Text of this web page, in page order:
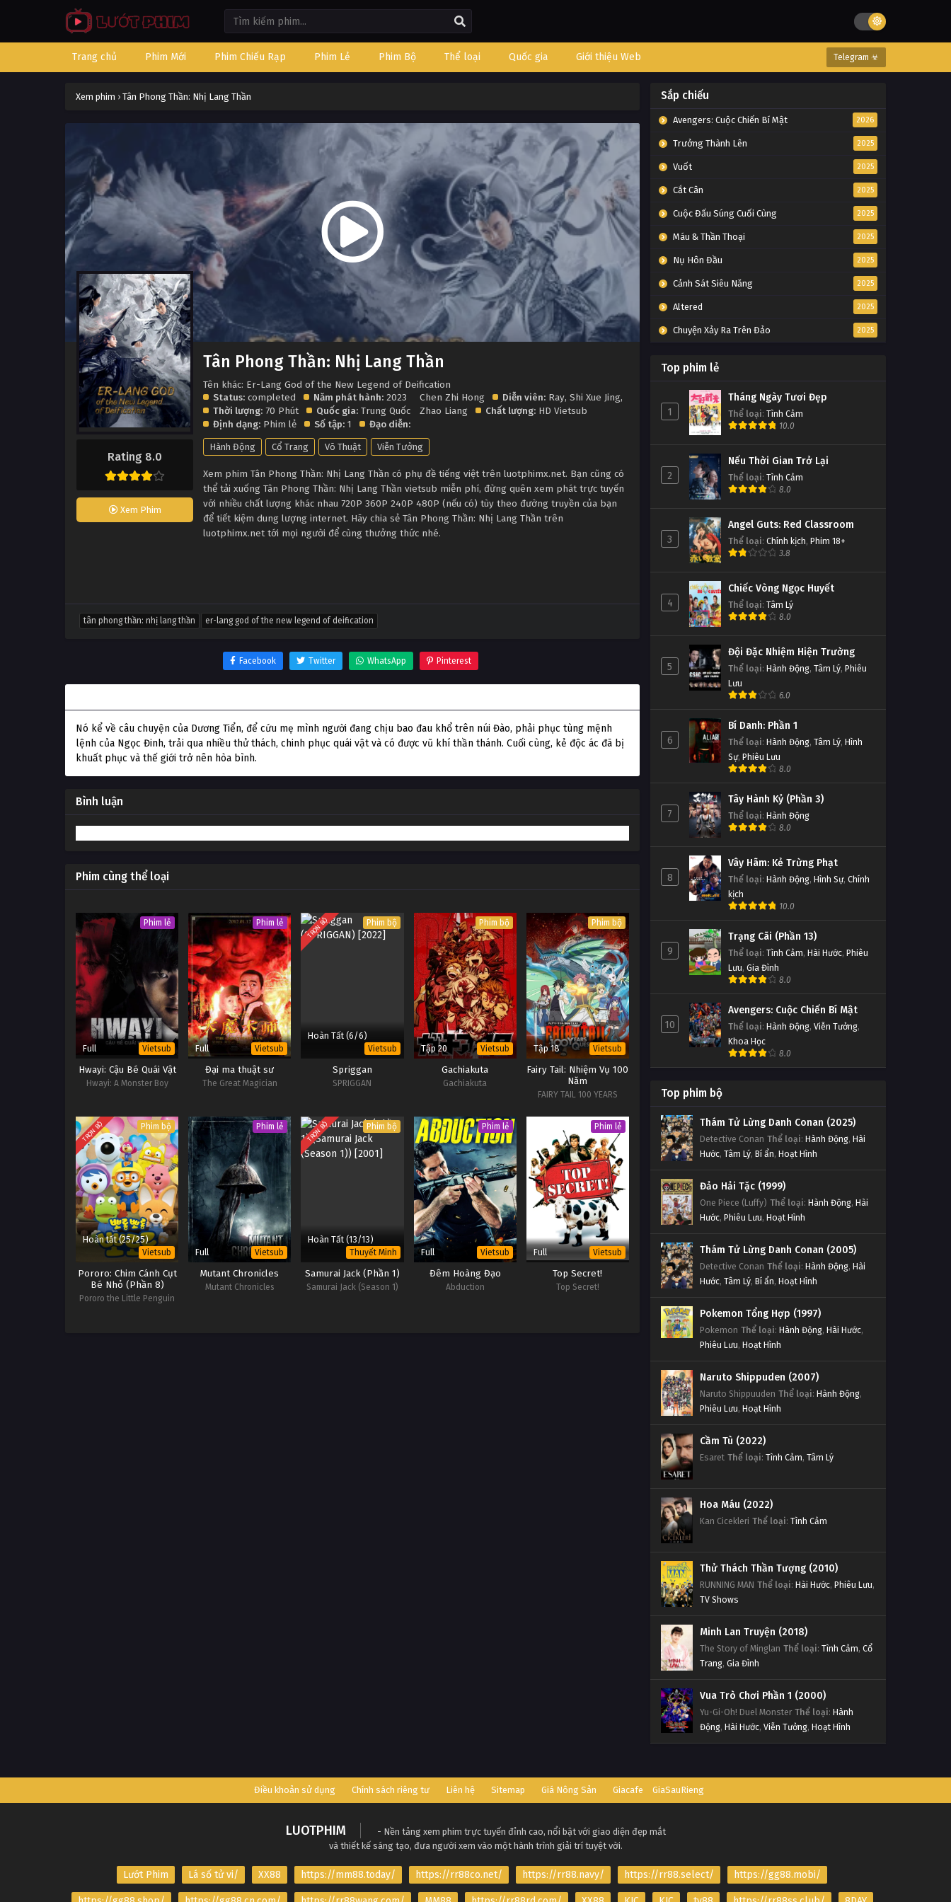
Trang chủ Phim Mới Phim Chiếu Rạp Phim Lẻ Phim Bộ Thể loại Quốc gia Giới thiệu Web Telegram ☣
Xem phim › Tân Phong Thần: Nhị Lang Thần
Rating 8.0
Xem Phim
Tân Phong Thần: Nhị Lang Thần
Tên khác: Er-Lang God of the New Legend of Deification
Status: completed Năm phát hành: 2023
Thời lượng: 70 Phút Quốc gia: Trung Quốc
Định dạng: Phim lẻ Số tập: 1 Đạo diễn:
Chen Zhi Hong Diễn viên: Ray, Shi Xue Jing,
Zhao Liang
Chất lượng: HD Vietsub
Hành Động Cổ Trang Võ Thuật Viễn Tưởng
Xem phim Tân Phong Thần: Nhị Lang Thần có phụ đề tiếng việt trên luotphimx.net. Bạn cũng có
thể tải xuống Tân Phong Thần: Nhị Lang Thần vietsub miễn phí, đừng quên xem phát trực tuyến
với nhiều chất lượng khác nhau 720P 360P 240P 480P (nếu có) tùy theo đường truyền của bạn
để tiết kiệm dung lượng internet. Hãy chia sẻ Tân Phong Thần: Nhị Lang Thần trên
luotphimx.net tới mọi người để cùng thưởng thức nhé.
tân phong thần: nhị lang thần er-lang god of the new legend of deification
Facebook Twitter WhatsApp Pinterest
Nó kể về câu chuyện của Dương Tiển, để cứu mẹ mình người đang chịu bao đau khổ trên núi Đào, phải phục tùng mệnh
lệnh của Ngọc Đinh, trải qua nhiều thử thách, chinh phục quái vật và có được vũ khí thần thánh. Cuối cùng, kẻ độc ác đã bị
khuất phục và thế giới trở nên hòa bình.
Bình luận
Phim cùng thể loại
Phim lẻ
Full Vietsub
Hwayi: Cậu Bé Quái Vật
Hwayi: A Monster Boy
Phim lẻ
Full Vietsub
Đại ma thuật sư
The Great Magician
TRỌN BỘ Phim bộ
Hoàn Tất (6/6)
Vietsub
Spriggan
SPRIGGAN
Phim bộ
Tập 20 Vietsub
Gachiakuta
Gachiakuta
Phim bộ
Tập 18 Vietsub
Fairy Tail: Nhiệm Vụ 100
Năm
FAIRY TAIL 100 YEARS
TRỌN BỘ Phim bộ
Hoàn tất (25/25)
Vietsub
Pororo: Chim Cánh Cụt
Bé Nhỏ (Phần 8)
Pororo the Little Penguin
Phim lẻ
Full Vietsub
Mutant Chronicles
Mutant Chronicles
TRỌN BỘ Phim bộ
Hoàn Tất (13/13)
Thuyết Minh
Samurai Jack (Phần 1)
Samurai Jack (Season 1)
Phim lẻ
Full Vietsub
Đêm Hoàng Đạo
Abduction
Phim lẻ
Full Vietsub
Top Secret!
Top Secret!
Sắp chiếu
Avengers: Cuộc Chiến Bí Mật 2026
Trưởng Thành Lên 2025
Vuốt 2025
Cắt Cân 2025
Cuộc Đấu Súng Cuối Cùng 2025
Máu & Thần Thoại 2025
Nụ Hôn Đầu 2025
Cảnh Sát Siêu Năng 2025
Altered 2025
Chuyện Xảy Ra Trên Đảo 2025
Top phim lẻ
1
Tháng Ngày Tươi Đẹp
Thể loại: Tình Cảm
10.0
2
Nếu Thời Gian Trở Lại
Thể loại: Tình Cảm
8.0
3
Angel Guts: Red Classroom
Thể loại: Chính kịch, Phim 18+
3.8
4
Chiếc Vòng Ngọc Huyết
Thể loại: Tâm Lý
8.0
5
Đội Đặc Nhiệm Hiện Trường
Thể loại: Hành Động, Tâm Lý, Phiêu
Lưu
6.0
6
Bí Danh: Phần 1
Thể loại: Hành Động, Tâm Lý, Hình
Sự, Phiêu Lưu
8.0
7
Tây Hành Kỷ (Phần 3)
Thể loại: Hành Động
8.0
8
Vây Hãm: Kẻ Trừng Phạt
Thể loại: Hành Động, Hình Sự, Chính
kịch
10.0
9
Trạng Cãi (Phần 13)
Thể loại: Tình Cảm, Hài Hước, Phiêu
Lưu, Gia Đình
8.0
10
Avengers: Cuộc Chiến Bí Mật
Thể loại: Hành Động, Viễn Tưởng,
Khoa Học
8.0
Top phim bộ
Thám Tử Lừng Danh Conan (2025)
Detective Conan Thể loại: Hành Động, Hài
Hước, Tâm Lý, Bí ẩn, Hoạt Hình
Đảo Hải Tặc (1999)
One Piece (Luffy) Thể loại: Hành Động, Hài
Hước, Phiêu Lưu, Hoạt Hình
Thám Tử Lừng Danh Conan (2005)
Detective Conan Thể loại: Hành Động, Hài
Hước, Tâm Lý, Bí ẩn, Hoạt Hình
Pokemon Tổng Hợp (1997)
Pokemon Thể loại: Hành Động, Hài Hước,
Phiêu Lưu, Hoạt Hình
Naruto Shippuden (2007)
Naruto Shippuuden Thể loại: Hành Động,
Phiêu Lưu, Hoạt Hình
Cầm Tù (2022)
Esaret Thể loại: Tình Cảm, Tâm Lý
Hoa Máu (2022)
Kan Cicekleri Thể loại: Tình Cảm
Thử Thách Thần Tượng (2010)
RUNNING MAN Thể loại: Hài Hước, Phiêu Lưu,
TV Shows
Minh Lan Truyện (2018)
The Story of Minglan Thể loại: Tình Cảm, Cổ
Trang, Gia Đình
Vua Trò Chơi Phần 1 (2000)
Yu-Gi-Oh! Duel Monster Thể loại: Hành
Động, Hài Hước, Viễn Tưởng, Hoạt Hình
Điều khoản sử dụng Chính sách riêng tư Liên hệ Sitemap Giá Nông Sản Giacafe GiaSauRieng
LUOTPHIM
- Nền tảng xem phim trực tuyến đỉnh cao, nổi bật với giao diện đẹp mắt
và thiết kế sáng tạo, đưa người xem vào một hành trình giải trí tuyệt vời.
Lướt Phim Lá số tử vi/ XX88 https://mm88.today/ https://rr88co.net/ https://rr88.navy/ https://rr88.select/ https://gg88.mobi/